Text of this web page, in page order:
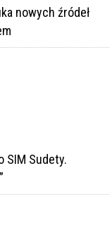
nowych źródeł
SIM Sudety.